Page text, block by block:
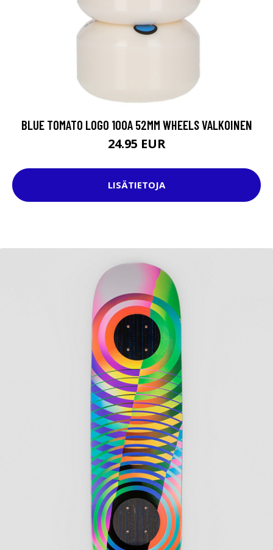
BLUE TOMATO LOGO 100A 52MM WHEELS VALKOINEN
24.95 EUR
LISÄTIETOJA